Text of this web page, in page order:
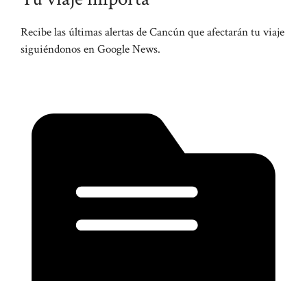
Recibe las últimas alertas de Cancún que afectarán tu viaje
siguiéndonos en Google News.